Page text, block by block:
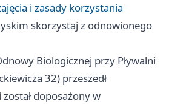
i zasady korzystania
skorzystaj z odnowionego
Biologicznej przy Pływalni
32) przeszedł
doposażony w